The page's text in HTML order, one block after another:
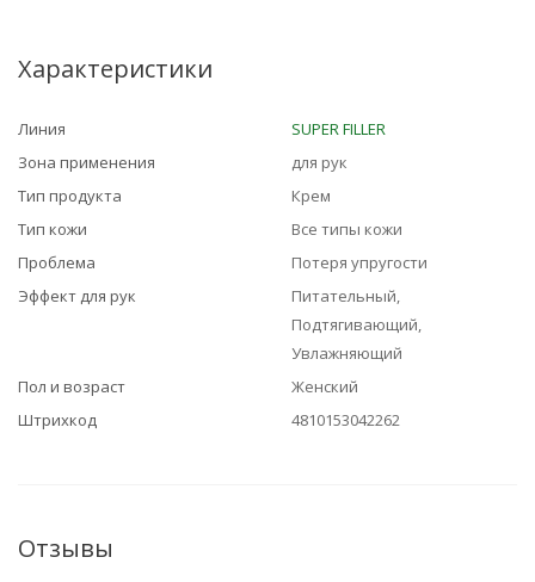
Характеристики
Линия
SUPER FILLER
Зона применения
для рук
Тип продукта
Крем
Тип кожи
Все типы кожи
Проблема
Потеря упругости
Эффект для рук
Питательный,
Подтягивающий,
Увлажняющий
Пол и возраст
Женский
Штрихкод
4810153042262
Отзывы